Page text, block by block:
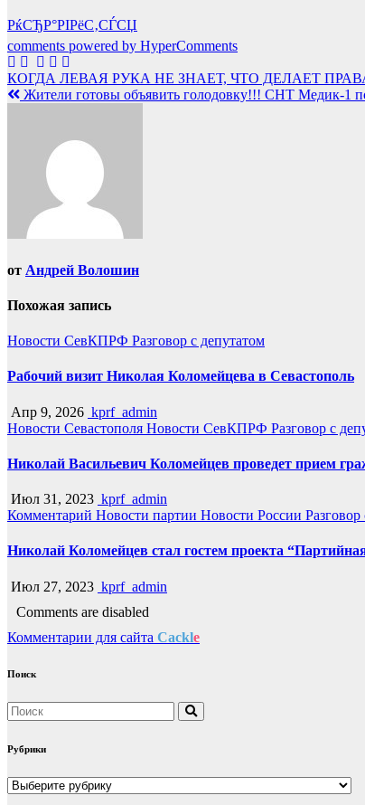
РќСЂР°РІРёС‚СЃСЏ
comments powered by HyperComments
Навигация
по
КОГДА ЛЕВАЯ РУКА НЕ ЗНАЕТ, ЧТО ДЕЛАЕТ
Жители готовы объявить голодовку!!! СНТ Медик-1
от Андрей Волошин
Похожая запись
Новости СевКПРФ Разговор с депутатом
Рабочий визит Николая Коломейцева в Севастополь
Апр 9, 2026 kprf_admin
Новости Севастополя Новости СевКПРФ Разговор с
Николай Васильевич Коломейцев проведет прием
Июл 31, 2023 kprf_admin
Комментарий Новости партии Новости России Разговор
Николай Коломейцев стал гостем проекта
Июл 27, 2023 kprf_admin
Comments are disabled
Комментарии для сайта Cackle
Поиск
Рубрики
Рубрики